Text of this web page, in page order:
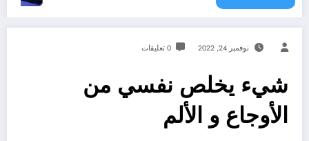
نوفمبر 24, 2022 0 تعليقات
شيء يخلص نفسي من
الأوجاع و الألم